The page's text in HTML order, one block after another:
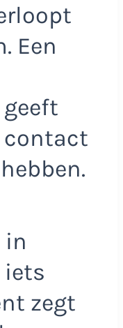
Een
contact
in
zegt